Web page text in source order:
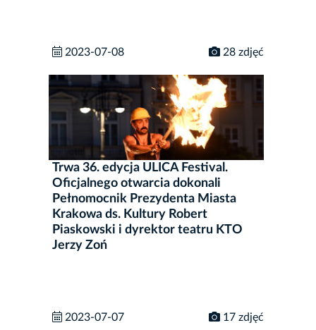
2023-07-08 28 zdjęć
Trwa 36. edycja ULICA Festival.
Oficjalnego otwarcia dokonali
Pełnomocnik Prezydenta Miasta
Krakowa ds. Kultury Robert
Piaskowski i dyrektor teatru KTO
Jerzy Zoń
2023-07-07 17 zdjęć